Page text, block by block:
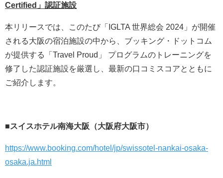
Certified」認証施設
本リリースでは、このたび「IGLTA 世界総会 2024」が開催
される大阪の宿泊施設の中から、ブッキング・ドットコム
が提供する「Travel Proud」 プログラムのトレーニングを
修了した認証施設を厳選し、最新の口コミスコアとともに
ご紹介します。
■スイスホテル南海大阪（大阪府大阪市）
https://www.booking.com/hotel/jp/swissotel-nankai-osaka-
osaka.ja.html